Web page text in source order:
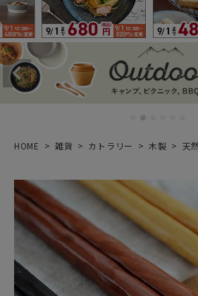
HOME 雑貨 カトラリー 木製 天